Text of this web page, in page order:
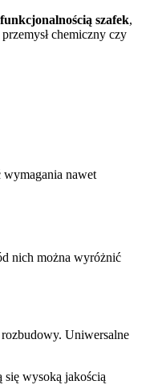
funkcjonalnością szafek,
chemiczny czy
wymagania nawet
nich można wyróżnić
Uniwersalne
się wysoką jakością